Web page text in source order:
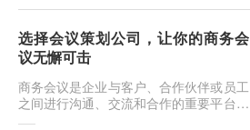
选择会议策划公司，让你的商务会
议无懈可击
商务会议是企业与客户、合作伙伴或员工
之间进行沟通、交流和合作的重要平台。
为了确保会议能够顺利进行并达到预期效